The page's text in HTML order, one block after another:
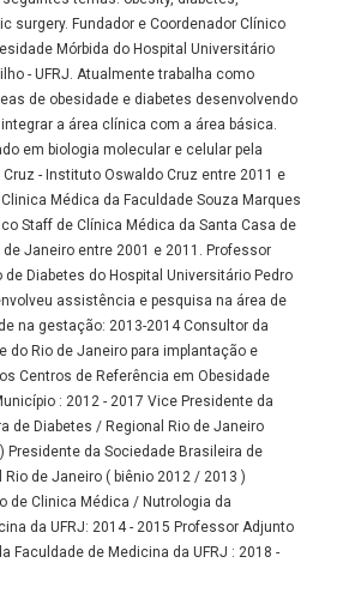
surgery. Fundador e Coordenador Clínico
Mórbida do Hospital Universitário
- UFRJ. Atualmente trabalha como
de obesidade e diabetes desenvolvendo
a área clínica com a área básica.
em biologia molecular e celular pela
Cruz - Instituto Oswaldo Cruz entre 2011 e
Médica da Faculdade Souza Marques
Staff de Clínica Médica da Santa Casa de
Janeiro entre 2001 e 2011. Professor
Diabetes do Hospital Universitário Pedro
assistência e pesquisa na área de
na gestação: 2013-2014 Consultor da
do Rio de Janeiro para implantação e
Centros de Referência em Obesidade
: 2012 - 2017 Vice Presidente da
de Diabetes / Regional Rio de Janeiro
Presidente da Sociedade Brasileira de
Rio de Janeiro ( biênio 2012 / 2013 )
de Clinica Médica / Nutrologia da
da UFRJ: 2014 - 2015 Professor Adjunto
Faculdade de Medicina da UFRJ : 2018 -